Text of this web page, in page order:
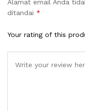
Alamat email Anda
ditandai *
Your rating of this